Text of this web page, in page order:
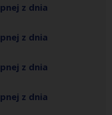
z dnia
z dnia
z dnia
z dnia